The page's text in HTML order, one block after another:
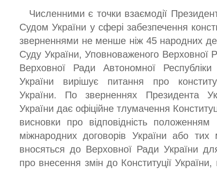
Численними є точки взаємодії
Судом України у сфері забезпечення
зверненнями не менше ніж 45 народних
Суду України, Уповноваженого Верховної
Верховної Ради Автономної
України вирішує питання про
України. По зверненнях Президента
України дає офіційне тлумачення
висновки про відповідність положенням
міжнародних договорів України або
вносяться до Верховної Ради України
про внесення змін до Конституції